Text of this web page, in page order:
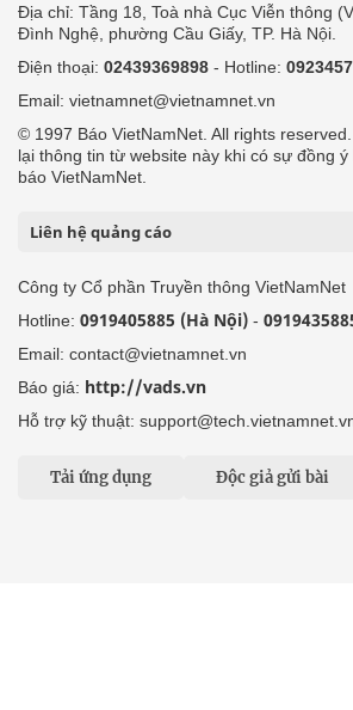
Địa chỉ: Tầng 18, Toà nhà Cục Viễn thông
Đình Nghệ, phường Cầu Giấy, TP. Hà Nội.
Điện thoại: 02439369898 - Hotline:
Email: vietnamnet@vietnamnet.vn
© 1997 Báo VietNamNet. All rights
lại thông tin từ website này khi có sự đồng
báo VietNamNet.
Liên hệ quảng cáo
Công ty Cổ phần Truyền thông VietNamNet
Hotline: 0919405885 (Hà Nội) -
Email: contact@vietnamnet.vn
Báo giá: http://vads.vn
Hỗ trợ kỹ thuật:
Tải ứng dụng Độc giả gửi bài